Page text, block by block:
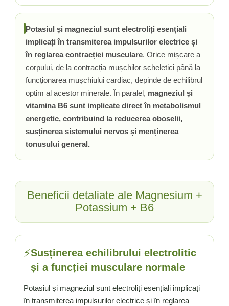
Turmeric (Curcumin)
Ulei de Cocos
Ulei Seminte Dovleac (Pumpkin)
Ulm Alunecos (Slippery Elm)
Urzica (Stinging Nettle)
Usturoi (Garlic)
Valeriana
Vitamina B12 (Cobalamina)
Vitamina A (Retinol)
Vitamina C
Wormwood (Artemisia)
Zeaxantina
Potasiul și magneziul sunt electroliți esențiali
implicați în transmiterea impulsurilor electrice și
în reglarea contracției musculare. Orice mișcare a
corpului, de la contracția mușchilor scheletici până la
funcționarea mușchiului cardiac, depinde de echilibrul
optim al acestor minerale. În paralel, magneziul și
vitamina B6 sunt implicate direct în metabolismul
energetic, contribuind la reducerea oboselii,
susținerea sistemului nervos și menținerea
tonusului general.
Beneficii detaliate ale Magnesium +
Potassium + B6
⚡Susținerea echilibrului electrolitic
și a funcției musculare normale
Potasiul și magneziul sunt electroliți esențiali implicați
în transmiterea impulsurilor electrice și în reglarea